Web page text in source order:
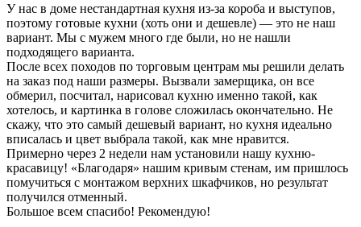
У нас в доме нестандартная кухня из-за короба и выступов,
поэтому готовые кухни (хоть они и дешевле) — это не наш
вариант. Мы с мужем много где были, но не нашли
подходящего варианта.
После всех походов по торговым центрам мы решили делать
на заказ под наши размеры. Вызвали замерщика, он все
обмерил, посчитал, нарисовал кухню именно такой, как
хотелось, и картинка в голове сложилась окончательно. Не
скажу, что это самый дешевый вариант, но кухня идеально
вписалась и цвет выбрала такой, как мне нравится.
Примерно через 2 недели нам установили нашу кухню-
красавицу! «Благодаря» нашим кривым стенам, им пришлось
помучиться с монтажом верхних шкафчиков, но результат
получился отменный.
Большое всем спасибо! Рекомендую!